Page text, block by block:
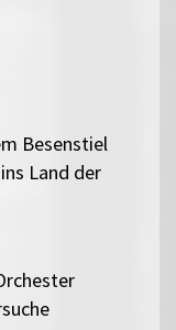
Besenstiel
Land der